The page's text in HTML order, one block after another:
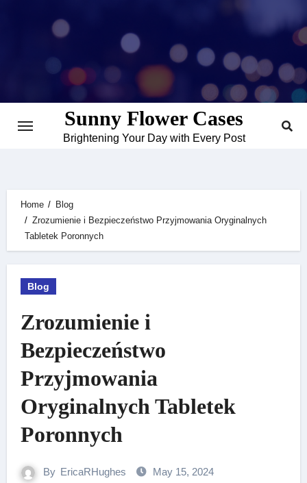
Sunny Flower Cases
Brightening Your Day with Every Post
Home
Blog
Zrozumienie i Bezpieczeństwo Przyjmowania Oryginalnych
Tabletek Poronnych
Blog
Zrozumienie i
Bezpieczeństwo
Przyjmowania
Oryginalnych Tabletek
Poronnych
By EricaRHughes May 15, 2024